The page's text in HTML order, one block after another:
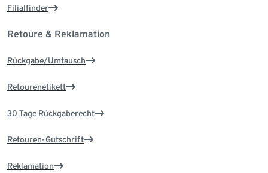
Filialfinder
Retoure & Reklamation
Rückgabe/Umtausch
Retourenetikett
30 Tage Rückgaberecht
Retouren-Gutschrift
Reklamation